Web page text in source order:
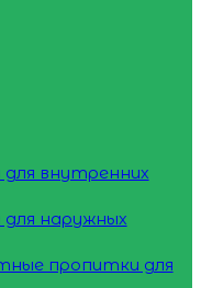
внутренних
наружных
пропитки для